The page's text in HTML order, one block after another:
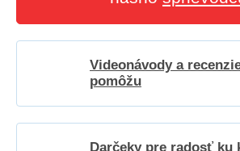
Videonávody a
pomôžu
Darčeky pre radosť ku